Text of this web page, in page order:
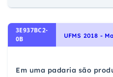
3E937BC2-
0B
Em uma padaria são